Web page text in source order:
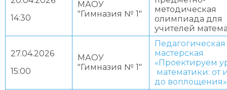
14:30
МАОУ
"Гимназия № 1"
методическая
олимпиада для
учителей
27.04.2026
15:00
МАОУ
"Гимназия № 1"
Педагогическая
мастерская
«Проектируем
математики: от
до воплощения»